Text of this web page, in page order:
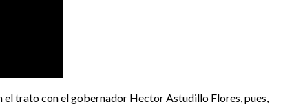
trato con el gobernador Hector Astudillo Flores, pues,